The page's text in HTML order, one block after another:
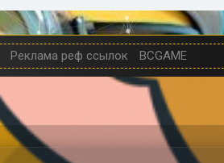
Реклама реф ссылок BCGAME